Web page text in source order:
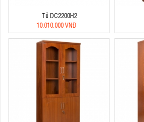
Tủ DC2200H2
10.010.000 VNĐ